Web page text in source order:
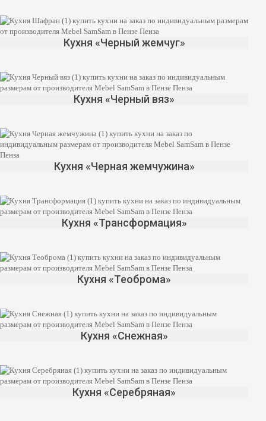
Кухня «Черный жемчуг»
Кухня «Черный вяз»
Кухня «Черная жемчужина»
Кухня «Трансформация»
Кухня «Теоброма»
Кухня «Снежная»
Кухня «Серебряная»